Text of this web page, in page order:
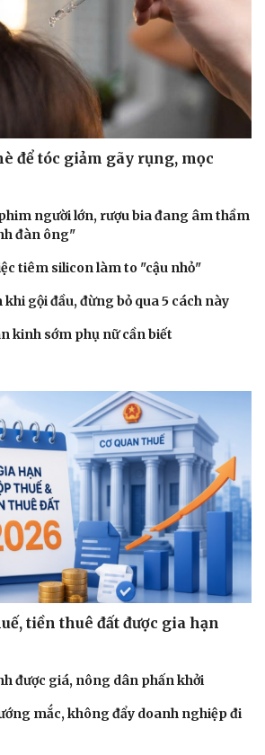
để tóc giảm gãy rụng, mọc
người lớn, rượu bia đang âm thầm
đàn ông"
tiêm silicon làm to "cậu nhỏ"
gội đầu, đừng bỏ qua 5 cách này
kinh sớm phụ nữ cần biết
tiền thuê đất được gia hạn
được giá, nông dân phấn khởi
mắc, không đẩy doanh nghiệp đi